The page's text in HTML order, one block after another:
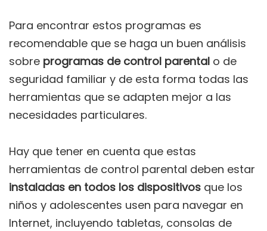
Para encontrar estos programas es
recomendable que se haga un buen análisis
sobre programas de control parental o de
seguridad familiar y de esta forma todas las
herramientas que se adapten mejor a las
necesidades particulares.
Hay que tener en cuenta que estas
herramientas de control parental deben estar
instaladas en todos los dispositivos que los
niños y adolescentes usen para navegar en
Internet, incluyendo tabletas, consolas de